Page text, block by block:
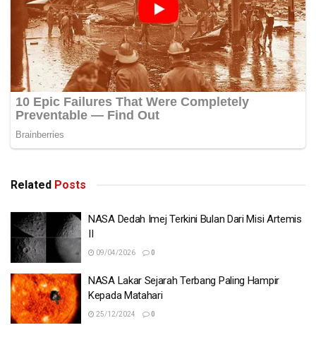
Related Posts
NASA Dedah Imej Terkini Bulan Dari Misi Artemis
II
09/04/2026 0
NASA Lakar Sejarah Terbang Paling Hampir
Kepada Matahari
25/12/2024 0